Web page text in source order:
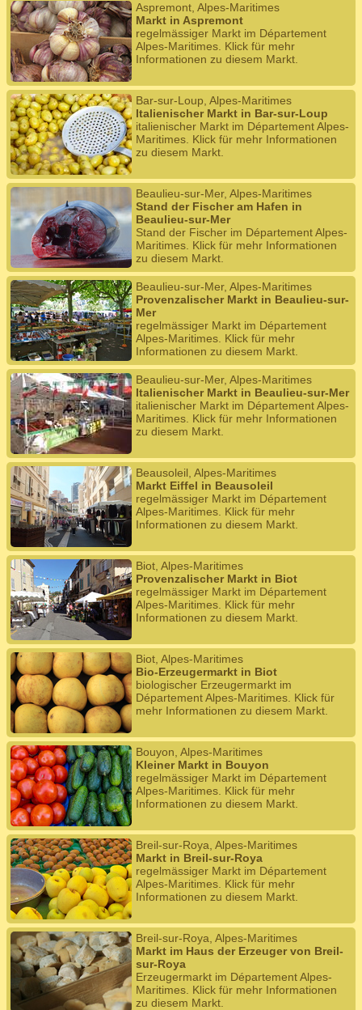
Aspremont, Alpes-Maritimes
Markt in Aspremont
regelmässiger Markt im Département
Alpes-Maritimes. Klick für mehr
Informationen zu diesem Markt.
Bar-sur-Loup, Alpes-Maritimes
Italienischer Markt in Bar-sur-Loup
italienischer Markt im Département Alpes-
Maritimes. Klick für mehr Informationen
zu diesem Markt.
Beaulieu-sur-Mer, Alpes-Maritimes
Stand der Fischer am Hafen in
Beaulieu-sur-Mer
Stand der Fischer im Département Alpes-
Maritimes. Klick für mehr Informationen
zu diesem Markt.
Beaulieu-sur-Mer, Alpes-Maritimes
Provenzalischer Markt in Beaulieu-sur-
Mer
regelmässiger Markt im Département
Alpes-Maritimes. Klick für mehr
Informationen zu diesem Markt.
Beaulieu-sur-Mer, Alpes-Maritimes
Italienischer Markt in Beaulieu-sur-Mer
italienischer Markt im Département Alpes-
Maritimes. Klick für mehr Informationen
zu diesem Markt.
Beausoleil, Alpes-Maritimes
Markt Eiffel in Beausoleil
regelmässiger Markt im Département
Alpes-Maritimes. Klick für mehr
Informationen zu diesem Markt.
Biot, Alpes-Maritimes
Provenzalischer Markt in Biot
regelmässiger Markt im Département
Alpes-Maritimes. Klick für mehr
Informationen zu diesem Markt.
Biot, Alpes-Maritimes
Bio-Erzeugermarkt in Biot
biologischer Erzeugermarkt im
Département Alpes-Maritimes. Klick für
mehr Informationen zu diesem Markt.
Bouyon, Alpes-Maritimes
Kleiner Markt in Bouyon
regelmässiger Markt im Département
Alpes-Maritimes. Klick für mehr
Informationen zu diesem Markt.
Breil-sur-Roya, Alpes-Maritimes
Markt in Breil-sur-Roya
regelmässiger Markt im Département
Alpes-Maritimes. Klick für mehr
Informationen zu diesem Markt.
Breil-sur-Roya, Alpes-Maritimes
Markt im Haus der Erzeuger von Breil-
sur-Roya
Erzeugermarkt im Département Alpes-
Maritimes. Klick für mehr Informationen
zu diesem Markt.